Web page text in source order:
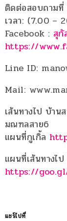
ติดต่อสอบถาม
เวลา: (7.00 –
Facebook : สุกั
https://
Line ID:
Mail:
เส้นทางไป บ้าน
มณฑลสาย6
แผนที่กูเกิ้ล
แผนที่เส้นทางไ
https://
แชร์ไปที่